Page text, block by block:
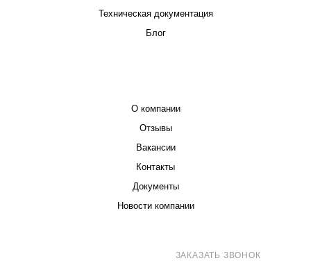
Техническая документация
Блог
О компании
Отзывы
Вакансии
Контакты
Документы
Новости компании
ЗАКАЗАТЬ ЗВОНОК